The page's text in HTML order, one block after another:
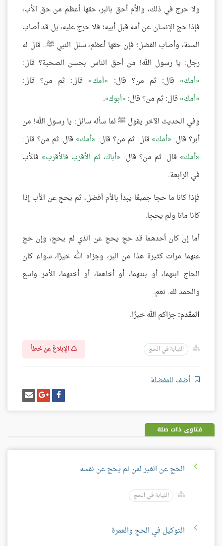
ولا حرج في ذلك، والأم أحق بالبر، حقها أعظم من حق الأب،
فإذا حج الإنسان عن أمه قبل أبيه؛ فلا حرج عليه، بل قد أصاب
السنة، وأصاب الفضل؛ فإن حقها أعظم، سئل النبي ﷺ.. قال له
رجل: يا رسول الله! من أحق الناس بحسن الصحبة؟ قال:
أمك قال: ثم من؟ قال: أمك قال: ثم من؟ قال:
أمك قال: ثم من؟ قال: أبوك .
وفي الحديث الآخر يقول ﷺ لما سأله سائل: يا رسول الله! من
أبر؟ قال: أمك قال: ثم من؟ قال: أمك قال: ثم من؟ قال:
أمك قال: ثم من؟ قال: أباك، ثم الأقرب فالأقرب فالأب
في الرابعة.
فإذا كانا ما حجا جميعًا يبدأ بالأم أفضل، ثم يحج عن الأب إذا
كانا ماتا ولم يحجا.
أما إن كان أحدهما قد حج يحج عن الذي لم يحج، وإن حج
عنهما مرات كثيرة هذا من البر، وجزاه الله خيرًا، سواء كان
الحاج ابنهما، أو بنتهما، أو أخاهما، أو أختهما، الأمر واسع
والحمد لله. نعم.
المقدم:جزاكم الله خيرًا.
النيابة في الحج الإبلاغ عن خطأ
أضف للمفضلة
شارك
على
فيسبوك
شارك
على
غوغل
بلس
إرسل
إيميل
فتاوى ذات صلة
الحج عن الغير لمن لم يحج عن نفسه
النيابة في الحج
التوكيل في الحج والعمرة